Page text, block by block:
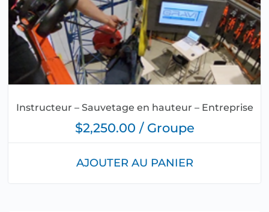
Instructeur – Sauvetage en hauteur – Entreprise
$2,250.00 / Groupe
AJOUTER AU PANIER